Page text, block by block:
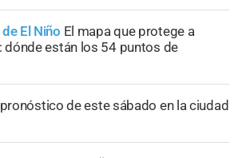
El Niño El mapa que protege a
dónde están los 54 puntos de
de este sábado en la ciudad